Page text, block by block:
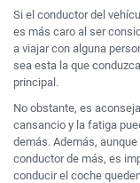
Si el conductor del
es más caro al ser
a viajar con alguna
sea esta la que
principal.
No obstante, es
cansancio y la fatiga
demás. Además,
conductor de más, es
conducir el coche